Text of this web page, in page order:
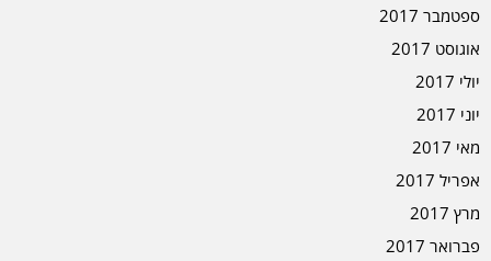
ספטמבר 2017
אוגוסט 2017
יולי 2017
יוני 2017
מאי 2017
אפריל 2017
מרץ 2017
פברואר 2017